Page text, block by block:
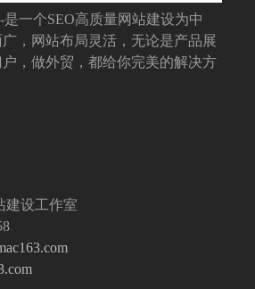
一个SEO高质量网站建设为中
，网站布局灵活，无论是产品展
，做外贸，都给你完美的解决方
建设工作室